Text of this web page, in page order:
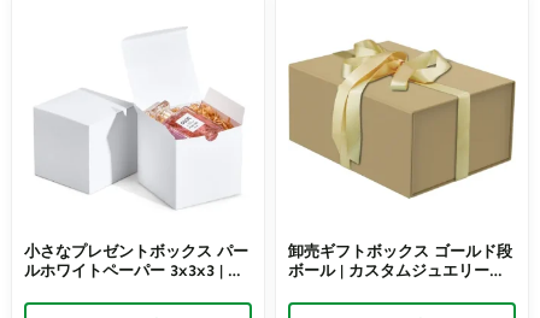
小さなプレゼントボックス パー
ルホワイトペーパー 3x3x3 | カ
ッケージ – Richpack
卸売ギフトボックス ゴールド段
ボール | カスタムジュエリー＆